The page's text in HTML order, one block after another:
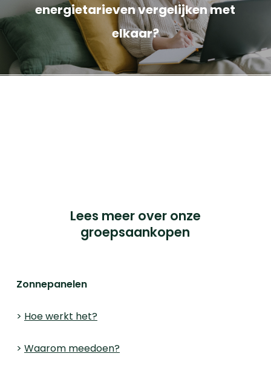
energietarieven vergelijken met
elkaar?
Lees meer over onze
groepsaankopen
Zonnepanelen
> Hoe werkt het?
> Waarom meedoen?